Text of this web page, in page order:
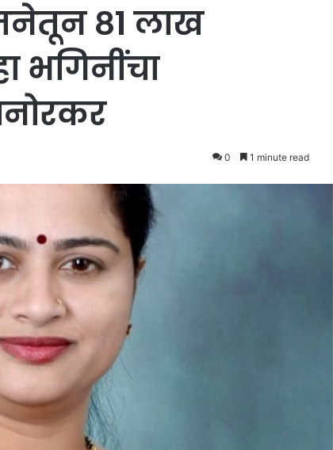
८१ लाख
भगिनींचा
0 1 minute read